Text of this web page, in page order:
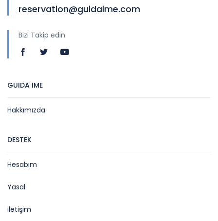
reservation@guidaime.com
Bizi Takip edin
GUIDA IME
Hakkımızda
DESTEK
Hesabım
Yasal
iletişim